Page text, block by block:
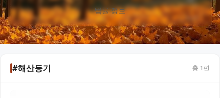
법률 정보
#해산등기 총 1편